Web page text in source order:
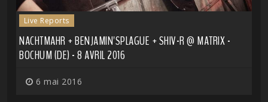
Live Reports
NACHTMAHR + BENJAMIN'SPLAGUE + SHIV-R @ MATRIX -
BOCHUM (DE) - 8 AVRIL 2016
6 mai 2016